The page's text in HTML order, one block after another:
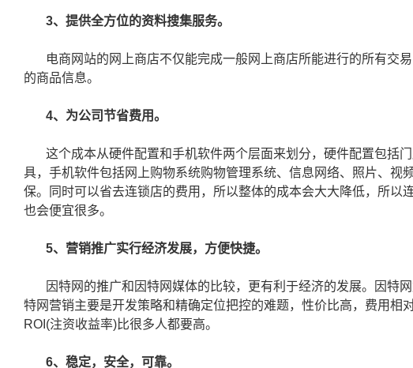
3、提供全方位的资料搜集服务。
电商网站的网上商店不仅能完成一般网上商店所能进行的所有交
的商品信息。
4、为公司节省费用。
这个成本从硬件配置和手机软件两个层面来划分，硬件配置包括
具，手机软件包括网上购物系统购物管理系统、信息网络、照片、视
保。同时可以省去连锁店的费用，所以整体的成本会大大降低，所以
也会便宜很多。
5、营销推广实行经济发展，方便快捷。
因特网的推广和因特网媒体的比较，更有利于经济的发展。因特
特网营销主要是开发策略和精确定位把控的难题，性价比高，费用相
ROI(注资收益率)比很多人都要高。
6、稳定，安全，可靠。